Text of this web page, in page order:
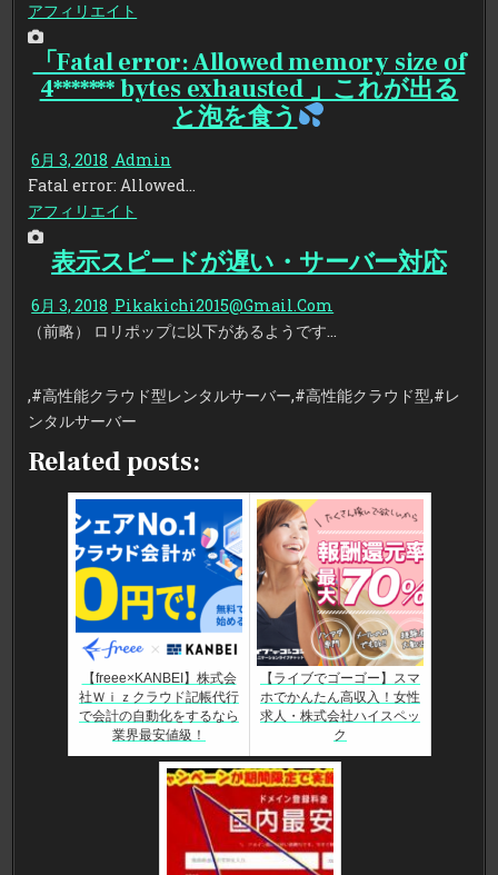
アフィリエイト
「Fatal error: Allowed memory size of
4******* bytes exhausted 」これが出る
と泡を食う
6月 3, 2018 Admin
Fatal error: Allowed…
アフィリエイト
表示スピードが遅い・サーバー対応
6月 3, 2018 Pikakichi2015@Gmail.Com
（前略） ロリポップに以下があるようです…
,#高性能クラウド型レンタルサーバー,#高性能クラウド型,#レ
ンタルサーバー
Related posts:
【freee×KANBEI】株式会
社Ｗｉｚクラウド記帳代行
で会計の自動化をするなら
業界最安値級！
【ライブでゴーゴー】スマ
ホでかんたん高収入！女性
求人・株式会社ハイスペッ
ク